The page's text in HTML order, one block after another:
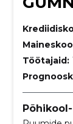
Töötajaid: